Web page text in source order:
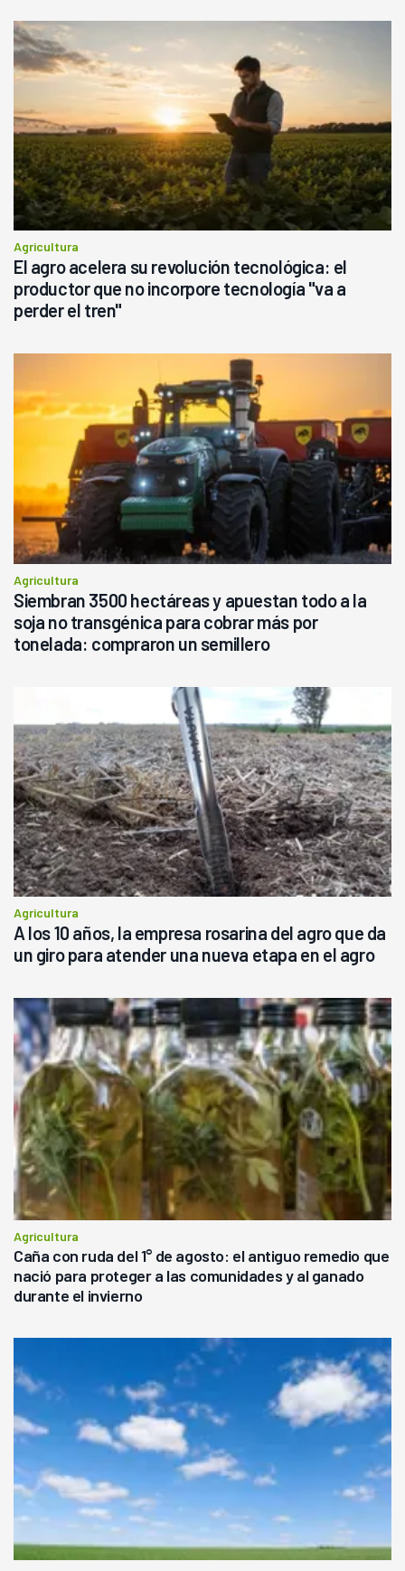
Agricultura
El agro acelera su revolución tecnológica: el
productor que no incorpore tecnología "va a
perder el tren"
Agricultura
Siembran 3500 hectáreas y apuestan todo a la
soja no transgénica para cobrar más por
tonelada: compraron un semillero
Agricultura
A los 10 años, la empresa rosarina del agro que da
un giro para atender una nueva etapa en el agro
Agricultura
Caña con ruda del 1° de agosto: el antiguo remedio que
nació para proteger a las comunidades y al ganado
durante el invierno